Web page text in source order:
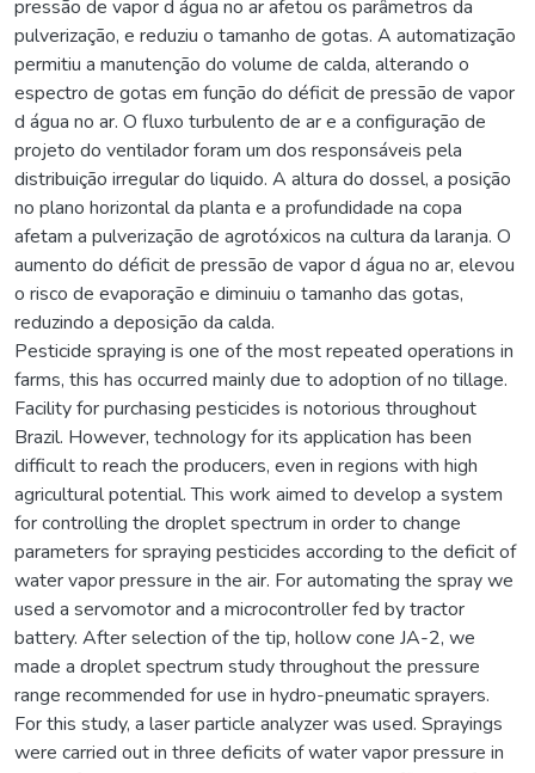
pressão de vapor d água no ar afetou os parâmetros da
pulverização, e reduziu o tamanho de gotas. A automatização
permitiu a manutenção do volume de calda, alterando o
espectro de gotas em função do déficit de pressão de vapor
d água no ar. O fluxo turbulento de ar e a configuração de
projeto do ventilador foram um dos responsáveis pela
distribuição irregular do liquido. A altura do dossel, a posição
no plano horizontal da planta e a profundidade na copa
afetam a pulverização de agrotóxicos na cultura da laranja. O
aumento do déficit de pressão de vapor d água no ar, elevou
o risco de evaporação e diminuiu o tamanho das gotas,
reduzindo a deposição da calda.
Pesticide spraying is one of the most repeated operations in
farms, this has occurred mainly due to adoption of no tillage.
Facility for purchasing pesticides is notorious throughout
Brazil. However, technology for its application has been
difficult to reach the producers, even in regions with high
agricultural potential. This work aimed to develop a system
for controlling the droplet spectrum in order to change
parameters for spraying pesticides according to the deficit of
water vapor pressure in the air. For automating the spray we
used a servomotor and a microcontroller fed by tractor
battery. After selection of the tip, hollow cone JA-2, we
made a droplet spectrum study throughout the pressure
range recommended for use in hydro-pneumatic sprayers.
For this study, a laser particle analyzer was used. Sprayings
were carried out in three deficits of water vapor pressure in